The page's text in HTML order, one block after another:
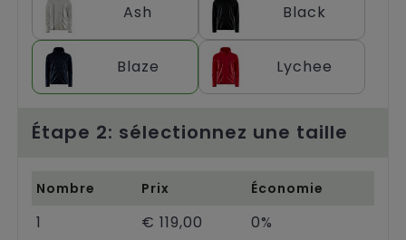
Ash Black
Blaze Lychee
Étape 2: sélectionnez une taille
Nombre Prix Économie
1 € 119,00 0%